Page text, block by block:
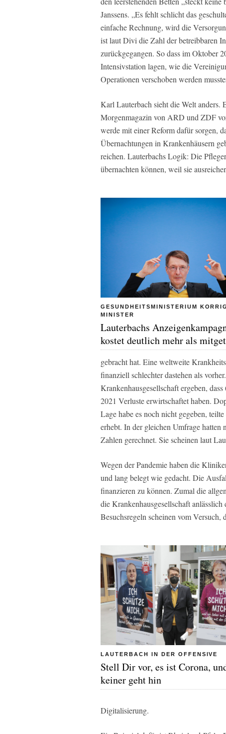
Janssens. „Es fehlt schlicht das
einfache Rechnung, wird die
ist laut Divi die Zahl der betreibbaren
zurückgegangen. So dass im Oktober
Intensivstation lagen, wie die
Operationen verschoben werden
Karl Lauterbach sieht die Welt anders.
Morgenmagazin von ARD und ZDF
werde mit einer Reform dafür sorgen,
Übernachtungen in Krankenhäusern
reichen. Lauterbachs Logik: Die
übernachten können, weil sie
GESUNDHEITSMINISTERIUM
MINISTER
Lauterbachs
kostet deutlich mehr als
gebracht hat. Eine weltweite
finanziell schlechter dastehen als
Krankenhausgesellschaft ergeben,
2021 Verluste erwirtschaftet haben.
Lage habe es noch nicht gegeben,
erhebt. In der gleichen Umfrage
Zahlen gerechnet. Sie scheinen laut
Wegen der Pandemie haben die
und lang belegt wie gedacht. Die
finanzieren zu können. Zumal die
die Krankenhausgesellschaft
Besuchsregeln scheinen vom Versuch,
LAUTERBACH IN DER OFFENSIVE
Stell Dir vor, es ist Corona,
keiner geht hin
Digitalisierung.